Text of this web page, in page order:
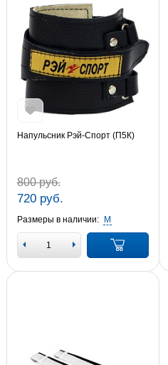
Напульсник Рэй-Спорт (П5К)
800 руб.
720 руб.
Размеры в наличии: M